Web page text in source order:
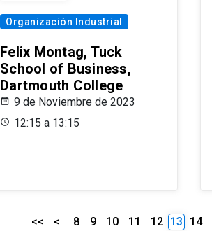
Organización Industrial
Felix Montag, Tuck
School of Business,
Dartmouth College
9 de Noviembre de 2023
12:15 a 13:15
<< < 8 9 10 11 12 13 14